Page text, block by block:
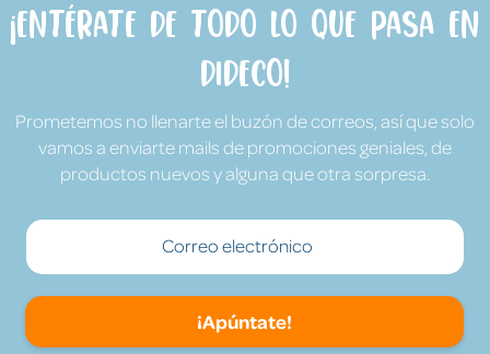
¡Entérate de todo lo que pasa en
Dideco!
Prometemos no llenarte el buzón de correos, así que solo
vamos a enviarte mails de promociones geniales, de
productos nuevos y alguna que otra sorpresa.
¡Apúntate!